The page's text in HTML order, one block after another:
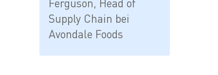
Ferguson, Head of
Supply Chain bei
Avondale Foods